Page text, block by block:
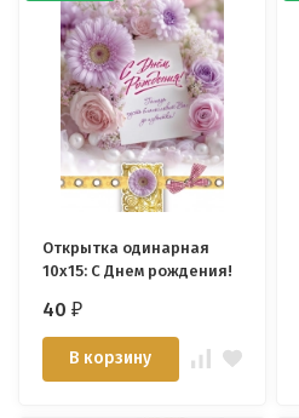
Открытка одинарная
10x15: С Днем рождения!
40₽
В корзину